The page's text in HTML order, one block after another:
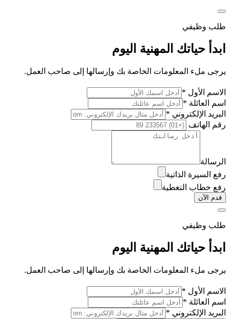
طلب وظيفي
ابدأ حياتك المهنية اليوم
يرجى ملء المعلومات الخاصة بك وإرسالها إلى صاحب العمل.
الاسم الأول *
اسم العائلة *
البريد الإلكتروني *
رقم الهاتف
الرسالة
رفع السيرة الذاتية
رفع خطاب التغطية
قدم الآن
طلب وظيفي
ابدأ حياتك المهنية اليوم
يرجى ملء المعلومات الخاصة بك وإرسالها إلى صاحب العمل.
الاسم الأول *
اسم العائلة *
البريد الإلكتروني *